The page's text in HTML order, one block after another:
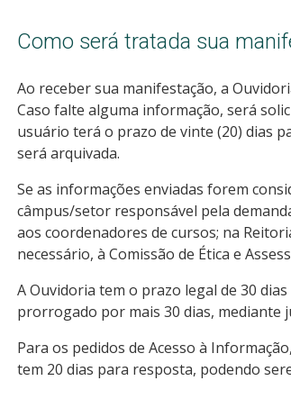
Como será tratada sua
Ao receber sua manifestação, a
Caso falte alguma informação, será
usuário terá o prazo de vinte (20) dias
será arquivada.
Se as informações enviadas forem
câmpus/setor responsável pela
aos coordenadores de cursos; na
necessário, à Comissão de Ética e
A Ouvidoria tem o prazo legal de 30
prorrogado por mais 30 dias, mediante
Para os pedidos de Acesso à
tem 20 dias para resposta, podendo